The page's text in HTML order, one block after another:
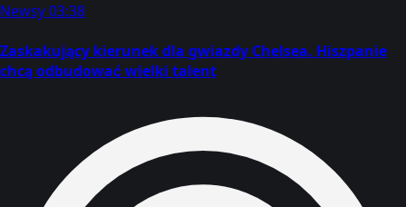
Newsy03:38
Zaskakujący kierunek dla gwiazdy Chelsea. Hiszpanie
chcą odbudować wielki talent